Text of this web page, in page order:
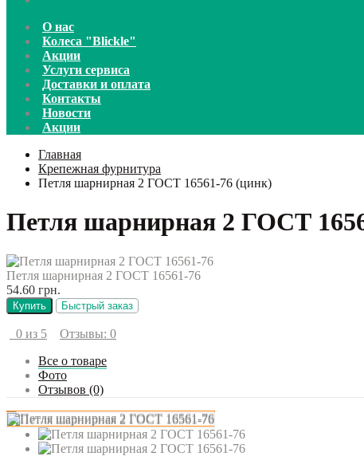
О нас
Колеса "Blickle"
Акции
Услуги сервиса
Доставки и оплата
Контакты
Новости
Акции
Главная
Крепежная фурнитура
Петля шарнирная 2 ГОСТ 16561-76 (цинк)
Петля шарнирная 2 ГОСТ
Петля шарнирная 2 ГОСТ 16561-76
54.60 грн.
Купить Быстрый заказ
0 из 5
Отзывы: 0
Все о товаре
Фото
Отзывов (0)